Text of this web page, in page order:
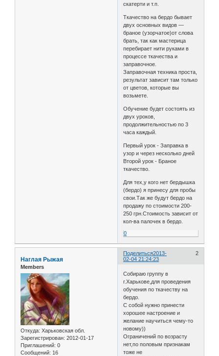
скатерти и т.п.
Ткачество на бердо бывает
двух основных видов —
браное (узорчатое)от слова
брать, так как мастерица
перебирает нити руками в
процессе ткачества и
заправочное.
Заправочная техника проста,
результат зависит там только
от цветов, которые вы
возьмете.
Обучение будет состоять из
двух уроков,
продолжительностью по 3
часа каждый.
Первый урок - Заправка в
узор и через несколько дней
Второй урок - Браное
ткачество.
Для тех,у кого нет бердышка
(бердо) я принесу для пробы
свои.Так же будут бердо на
продажу по стоимости 200-
250 грн.Стоимость зависит от
кол-ва палочек в бердо.
0
Поделиться 2
2013-
02-04 21:24:23
Наглая Рыжая
Members
Откуда: Харьковская обл.
Зарегистрирован: 2012-01-17
Приглашений: 0
Сообщений: 16
Собираю группу в
г.Харькове,для проведения
обучения по ткачеству на
бердо.
С собой нужно принести
хорошее настроение и
желание научиться чему-то
новому))
Ограничений по возрасту
нет,по половым признакам
тоже не